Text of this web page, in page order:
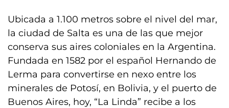
Ubicada a 1.100 metros sobre el nivel del mar,
la ciudad de Salta es una de las que mejor
conserva sus aires coloniales en la Argentina.
Fundada en 1582 por el español Hernando de
Lerma para convertirse en nexo entre los
minerales de Potosí, en Bolivia, y el puerto de
Buenos Aires, hoy, “La Linda” recibe a los